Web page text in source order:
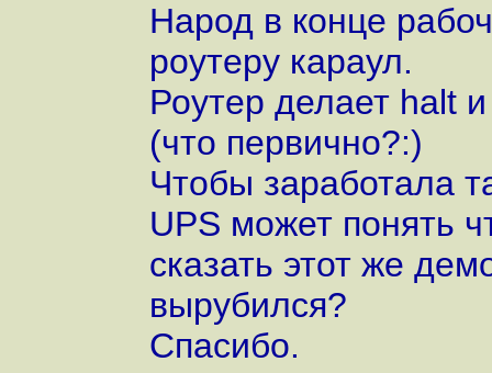
Народ в конце
роутеру караул.
Роутер делает halt
(что первично?:)
Чтобы заработала
UPS может понять
сказать этот же
вырубился?
Спасибо.